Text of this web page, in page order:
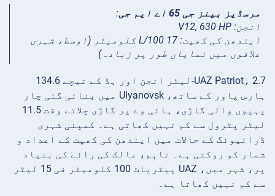
مرسڈیز بینز جی 65 اے ایم جی
:
انجن: V12, 630 HP
ایندھن کی کھپت: 17 L/100 کلومیٹر (اوسط، شہری
علاقوں میں نمایاں طور پر زیادہ)
UAZ Patriot، 2.7-لیٹر انجن اور ہڈ کے نیچے 134.6
ہارس پاور کے ساتھ، Ulyanovsk میں بنائی گئی چار
پہیوں والی گاڑی، ہائی وے پر گاڑی چلاتے وقت 11.5
لیٹر پٹرول سے کم نہیں کھاتی ہے۔ کمپنی شہری
ڈرائیونگ کے حالات میں ایندھن کی کھپت کے اعداد و
شمار کو روکتی ہے۔ تاہم، مالک کی رائے کی بنیاد
پر، شہر میں، UAZ پیٹریاٹ 100 کلومیٹر فی 15 لیٹر
سے کم نہیں کھاتا ہے۔